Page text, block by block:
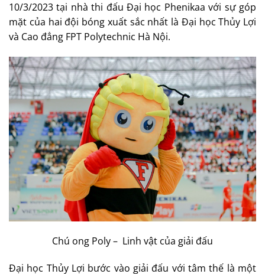
10/3/2023 tại nhà thi đấu Đại học Phenikaa với sự góp
mặt của hai đội bóng xuất sắc nhất là Đại học Thủy Lợi
và Cao đẳng FPT Polytechnic Hà Nội.
Chú ong Poly – Linh vật của giải đấu
Đại học Thủy Lợi bước vào giải đấu với tâm thế là một